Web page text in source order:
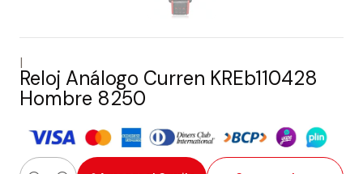
|
Reloj Análogo Curren KREb110428
Hombre 8250